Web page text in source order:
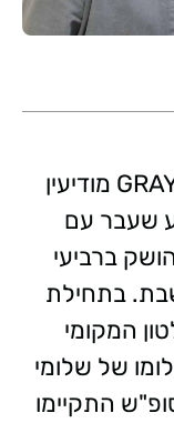
מועדון ההופעות החיות החדש, GRAY מודיעין
שעבר עם
ברביעי
בתחילת
המקומי
של שלומי
התקיימו